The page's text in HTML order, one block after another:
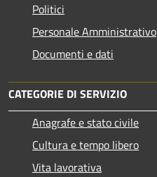
Politici
Personale Amministrativo
Documenti e dati
CATEGORIE DI SERVIZIO
Anagrafe e stato civile
Cultura e tempo libero
Vita lavorativa